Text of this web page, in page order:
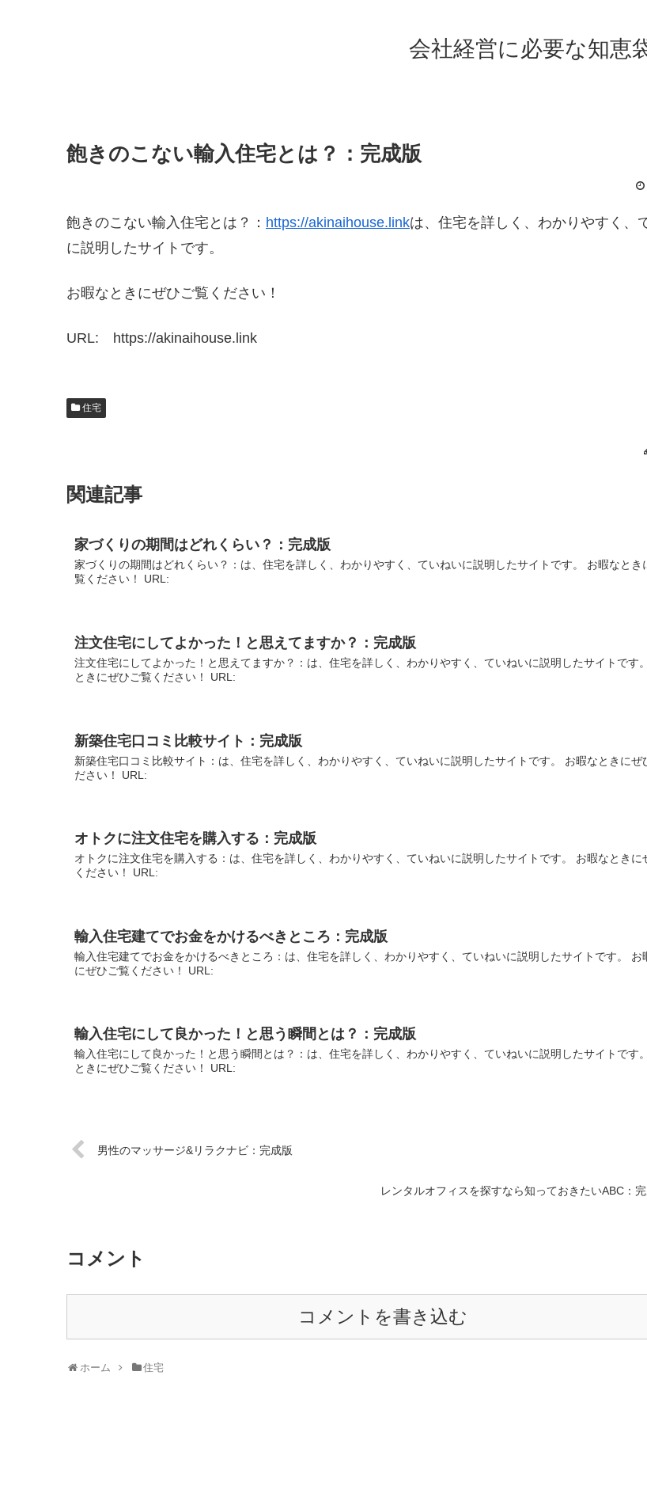
会社経営に必要な知恵
飽きのこない輸入住宅とは？：完成版
飽きのこない輸入住宅とは？： https://akinaihouse.linkは、住宅を詳しく、わかりやすく、
に説明したサイトです。
お暇なときにぜひご覧ください！
URL: https://akinaihouse.link
住宅
関連記事
家づくりの期間はどれくらい？：完成版
家づくりの期間はどれくらい？：は、住宅を詳しく、わかりやすく、ていねいに説明したサイトです。 お暇なとき
覧ください！ URL:
注文住宅にしてよかった！と思えてますか？：完成版
注文住宅にしてよかった！と思えてますか？：は、住宅を詳しく、わかりやすく、ていねいに説明したサイトです
ときにぜひご覧ください！ URL:
新築住宅口コミ比較サイト：完成版
新築住宅口コミ比較サイト：は、住宅を詳しく、わかりやすく、ていねいに説明したサイトです。 お暇なときにぜ
ださい！ URL:
オトクに注文住宅を購入する：完成版
オトクに注文住宅を購入する：は、住宅を詳しく、わかりやすく、ていねいに説明したサイトです。 お暇なときに
ください！ URL:
輸入住宅建てでお金をかけるべきところ：完成版
輸入住宅建てでお金をかけるべきところ：は、住宅を詳しく、わかりやすく、ていねいに説明したサイトです。 お
にぜひご覧ください！ URL:
輸入住宅にして良かった！と思う瞬間とは？：完成版
輸入住宅にして良かった！と思う瞬間とは？：は、住宅を詳しく、わかりやすく、ていねいに説明したサイトです
ときにぜひご覧ください！ URL:
男性のマッサージ&リラクナビ：完成版
レンタルオフィスを探すなら知っておきたいABC：
コメント
コメントを書き込む
ホーム 住宅